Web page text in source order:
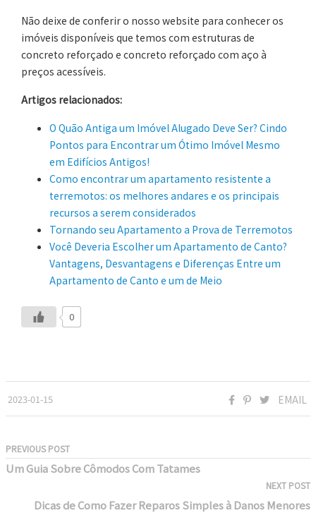
Não deixe de conferir o nosso website para conhecer os
imóveis disponíveis que temos com estruturas de
concreto reforçado e concreto reforçado com aço à
preços acessíveis.
Artigos relacionados:
O Quão Antiga um Imóvel Alugado Deve Ser? Cindo
Pontos para Encontrar um Ótimo Imóvel Mesmo
em Edifícios Antigos!
Como encontrar um apartamento resistente a
terremotos: os melhores andares e os principais
recursos a serem considerados
Tornando seu Apartamento a Prova de Terremotos
Você Deveria Escolher um Apartamento de Canto?
Vantagens, Desvantagens e Diferenças Entre um
Apartamento de Canto e um de Meio
0
2023-01-15 EMAIL
PREVIOUS POST
Um Guia Sobre Cômodos Com Tatames
NEXT POST
Dicas de Como Fazer Reparos Simples à Danos Menores